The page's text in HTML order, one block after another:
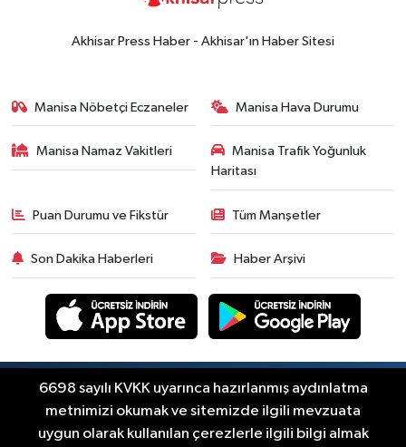
14:53
Çanakkale'nin tarihini yerinde
yaşadı
Yerel Haber
19:00Kadın ve Çocuk Giyimde Yeni
Dönem: Minik Terzi’den Anne-
Çocuk Stilini Tamamlayan
Koleksiyonlar
Güncel
18:57Akhisar'da Atatürk
Mahallesi'nde yine 6 saatlik elektrik
kesintisi
Ekonomi
Akhisar Press Haber - Akhisar'ın Haber Sitesi
Manisa Nöbetçi Eczaneler Manisa Hava Durumu
Manisa Namaz Vakitleri
Manisa Trafik Yoğunluk
Haritası
Puan Durumu ve Fikstür Tüm Manşetler
Son Dakika Haberleri Haber Arşivi
RSS
Copyright © Akhisar Press Haber 2012-2026 Her
hakkı saklıdır.
6698 sayılı KVKK uyarınca hazırlanmış aydınlatma
metnimizi okumak ve sitemizde ilgili mevzuata
uygun olarak kullanılan çerezlerle ilgili bilgi almak